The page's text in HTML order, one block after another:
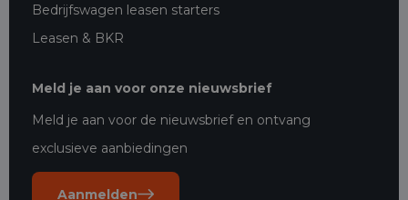
Bedrijfswagen leasen starters
Leasen & BKR
Meld je aan voor onze nieuwsbrief
Meld je aan voor de nieuwsbrief en ontvang
exclusieve aanbiedingen
Aanmelden